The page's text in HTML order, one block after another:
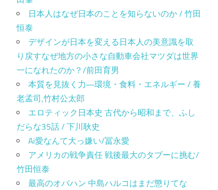
日本人はなぜ日本のことを知らないのか / 竹田
恒泰
デザインが日本を変える日本人の美意識を取
り戻すなぜ地方の小さな自動車会社マツダは世界
一になれたのか？/前田育男
本質を見抜く力―環境・食料・エネルギー / 養
老孟司,竹村公太郎
エロティック日本史 古代から昭和まで、ふし
だらな35話 / 下川耿史
Ai愛なんて大っ嫌い/冨永愛
アメリカの戦争責任 戦後最大のタブーに挑む/
竹田恒泰
最高のオバハン 中島ハルコはまだ懲りてな